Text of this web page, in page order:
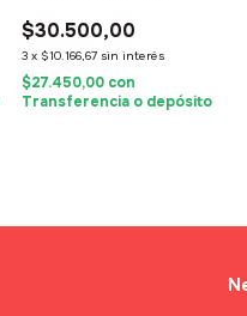
$30.500,00
3 x $10.166,67 sin interés
$27.450,00 con
Transferencia o depósito